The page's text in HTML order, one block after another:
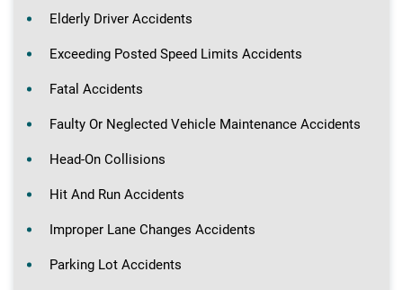
Elderly Driver Accidents
Exceeding Posted Speed Limits Accidents
Fatal Accidents
Faulty Or Neglected Vehicle Maintenance Accidents
Head-On Collisions
Hit And Run Accidents
Improper Lane Changes Accidents
Parking Lot Accidents